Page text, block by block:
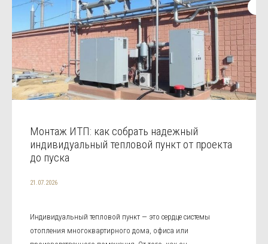
Монтаж ИТП: как собрать надежный
индивидуальный тепловой пункт от проекта
до пуска
21.07.2026
Индивидуальный тепловой пункт — это сердце системы
отопления многоквартирного дома, офиса или